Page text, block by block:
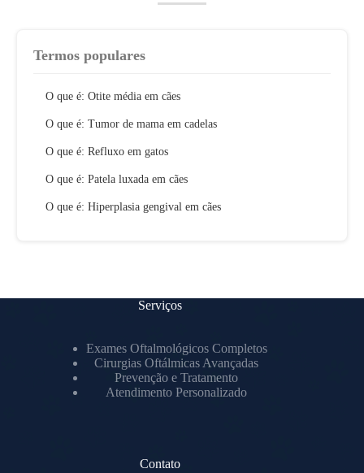
Termos populares
O que é: Otite média em cães
O que é: Tumor de mama em cadelas
O que é: Refluxo em gatos
O que é: Patela luxada em cães
O que é: Hiperplasia gengival em cães
Serviços
Exames Oftalmológicos Completos
Cirurgias Oftálmicas Avançadas
Prevenção e Tratamento
Atendimento Personalizado
Contato